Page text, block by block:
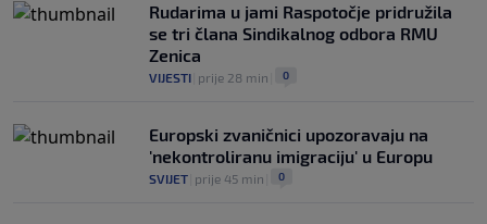
Rudarima u jami Raspotočje pridružila
se tri člana Sindikalnog odbora RMU
Zenica
VIJESTI prije 28 min 0
Europski zvaničnici upozoravaju na
'nekontroliranu imigraciju' u Europu
SVIJET prije 45 min 0